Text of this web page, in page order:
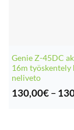
Genie Z-45DC
16m työskentely
neliveto
130,00€ –